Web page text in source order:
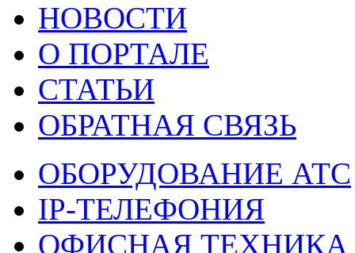
НОВОСТИ
О ПОРТАЛЕ
СТАТЬИ
ОБРАТНАЯ СВЯЗЬ
ОБОРУДОВАНИЕ АТС
IP-ТЕЛЕФОНИЯ
ОФИСНАЯ ТЕХНИКА